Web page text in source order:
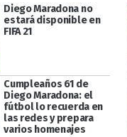
Diego Maradona no
estará disponible en
FIFA 21
Cumpleaños 61 de
Diego Maradona: el
fútbol lo recuerda en
las redes y prepara
varios homenajes